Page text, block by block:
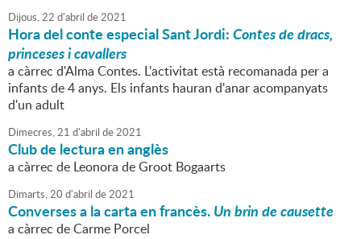
Dijous,22 d'abril de2021
Hora del conte especial Sant Jordi:Contes de dracs,
princeses i cavallers
a càrrec d'Alma Contes. L'activitat està recomanada per a
infants de 4 anys. Els infants hauran d'anar acompanyats
d'un adult
Dimecres,21 d'abril de2021
Club de lectura en anglès
a càrrec de Leonora de Groot Bogaarts
Dimarts,20 d'abril de2021
Converses a la carta en francès.Un brin de causette
a càrrec de Carme Porcel